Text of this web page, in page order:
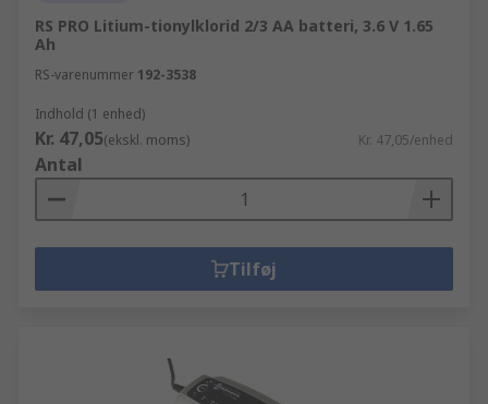
RS PRO Litium-tionylklorid 2/3 AA batteri, 3.6 V 1.65
Ah
RS-varenummer 192-3538
Indhold (1 enhed)
Kr. 47,05(ekskl. moms) Kr. 47,05/enhed
Antal
Tilføj